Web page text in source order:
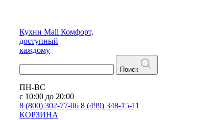
Кухни Mall Комфорт,
доступный
каждому
Поиск
ПН-ВС
с 10:00 до 20:00
8 (800) 302-77-06 8 (499) 348-15-11
КОРЗИНА